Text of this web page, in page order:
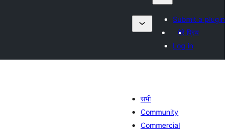
Submit a plugin
मेरे प्रिय
Log in
सभी
Community
Commercial